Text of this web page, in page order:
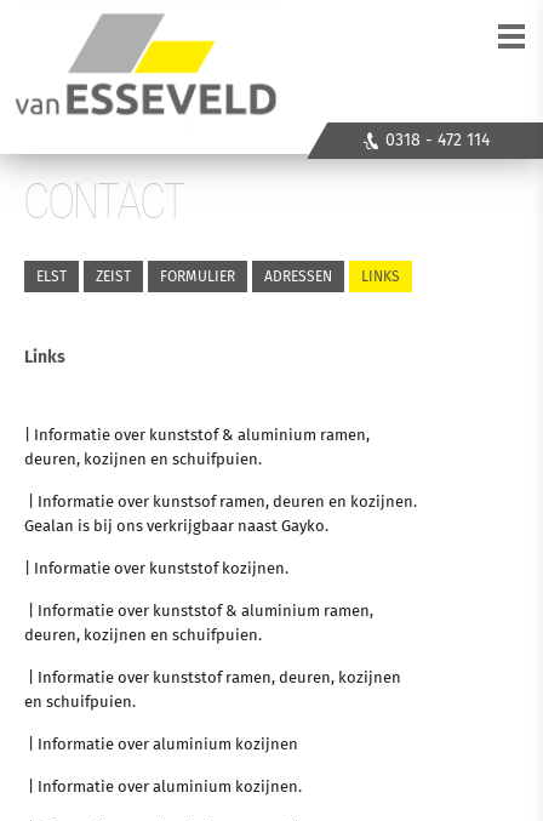
0318 - 472 114
CONTACT
ELST ZEIST FORMULIER ADRESSEN LINKS
Links
| Informatie over kunststof & aluminium ramen,
deuren, kozijnen en schuifpuien.
| Informatie over kunstsof ramen, deuren en kozijnen.
Gealan is bij ons verkrijgbaar naast Gayko.
| Informatie over kunststof kozijnen.
| Informatie over kunststof & aluminium ramen,
deuren, kozijnen en schuifpuien.
| Informatie over kunststof ramen, deuren, kozijnen
en schuifpuien.
| Informatie over aluminium kozijnen
| Informatie over aluminium kozijnen.